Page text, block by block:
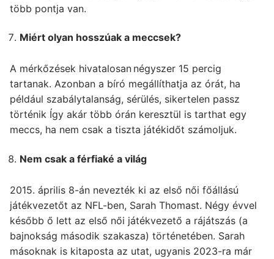
több pontja van.
Miért olyan hosszúak a meccsek?
A mérkőzések hivatalosan négyszer 15 percig
tartanak. Azonban a bíró megállíthatja az órát, ha
például szabálytalanság, sérülés, sikertelen passz
történik Így akár több órán keresztül is tarthat egy
meccs, ha nem csak a tiszta játékidőt számoljuk.
Nem csak a férfiaké a világ
2015. április 8-án nevezték ki az első női főállású
játékvezetőt az NFL-ben, Sarah Thomast. Négy évvel
később ő lett az első női játékvezető a rájátszás (a
bajnokság második szakasza) történetében. Sarah
másoknak is kitaposta az utat, ugyanis 2023-ra már